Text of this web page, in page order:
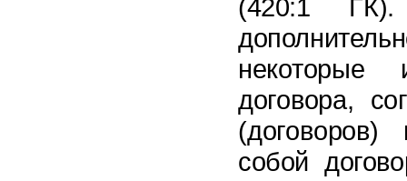
(420:1 ГК).
некоторые
договора,
собой